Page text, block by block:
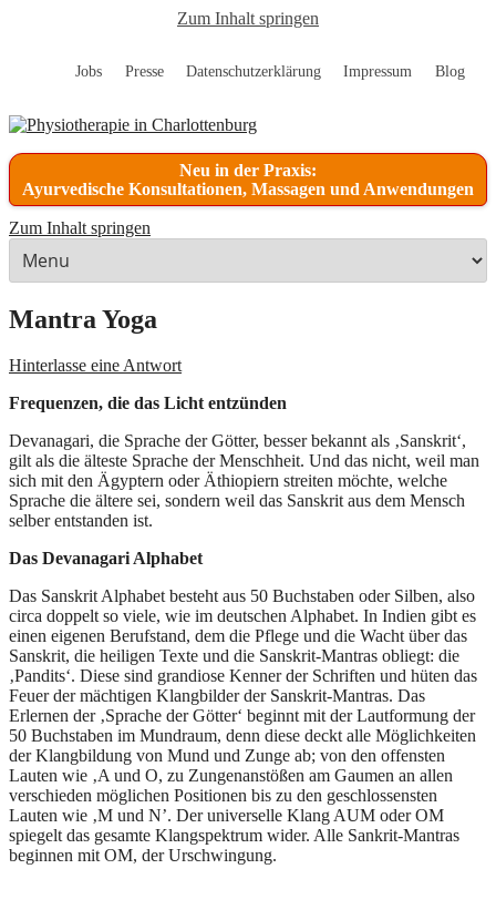
Zum Inhalt springen
Jobs Presse Datenschutzerklärung Impressum Blog
Neu in der Praxis:
Ayurvedische Konsultationen, Massagen und Anwendungen
Zum Inhalt springen
Mantra Yoga
Hinterlasse eine Antwort
Frequenzen, die das Licht entzünden
Devanagari, die Sprache der Götter, besser bekannt als ‚Sanskrit‘,
gilt als die älteste Sprache der Menschheit. Und das nicht, weil man
sich mit den Ägyptern oder Äthiopiern streiten möchte, welche
Sprache die ältere sei, sondern weil das Sanskrit aus dem Mensch
selber entstanden ist.
Das Devanagari Alphabet
Das Sanskrit Alphabet besteht aus 50 Buchstaben oder Silben, also
circa doppelt so viele, wie im deutschen Alphabet. In Indien gibt es
einen eigenen Berufstand, dem die Pflege und die Wacht über das
Sanskrit, die heiligen Texte und die Sanskrit-Mantras obliegt: die
‚Pandits‘. Diese sind grandiose Kenner der Schriften und hüten das
Feuer der mächtigen Klangbilder der Sanskrit-Mantras. Das
Erlernen der ‚Sprache der Götter‘ beginnt mit der Lautformung der
50 Buchstaben im Mundraum, denn diese deckt alle Möglichkeiten
der Klangbildung von Mund und Zunge ab; von den offensten
Lauten wie ‚A und O, zu Zungenanstößen am Gaumen an allen
verschieden möglichen Positionen bis zu den geschlossensten
Lauten wie ‚M und N’. Der universelle Klang AUM oder OM
spiegelt das gesamte Klangspektrum wider. Alle Sankrit-Mantras
beginnen mit OM, der Urschwingung.